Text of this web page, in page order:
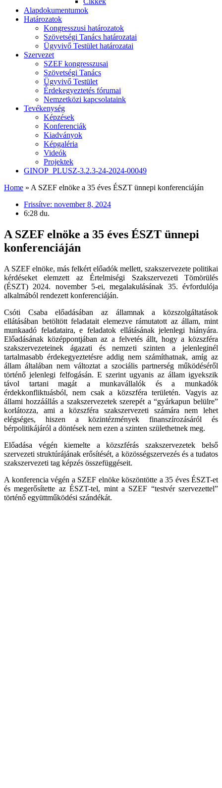
Alapdokumentumok
Határozatok
Kongresszusi határozatok
Szövetségi Tanács határozatai
Ügyvivő Testület határozatai
Szervezet
SZEF kongresszusai
Szövetségi Tanács
Ügyvivő Testület
Érdekegyeztetés fórumai
Nemzetközi kapcsolataink
Tevékenység
Képzések
Konferenciák
Kiadványok
Képgaléria
Videók
Projektek
GINOP_PLUSZ-3.2.3-24-2024-00049
Home » A SZEF elnöke a 35 éves ÉSZT ünnepi konferenciáján
Frissítve: november 8, 2024
6:28 du.
A SZEF elnöke a 35 éves ÉSZT ünnepi
konferenciáján
A SZEF elnöke, más felkért előadók mellett, szakszervezete politikai
kérdéseket elemzett az Értelmiségi Szakszervezeti Tömörülés
(ÉSZT) 2024. november 5-ei, megalakulásának 35. évfordulója
alkalmából rendezett konferenciáján.
Csóti Csaba előadásában az államnak a közszolgáltatások
ellátásában betöltött feladatait elemezve rámutatott az állam, mint
munkaadó feladataira, e feladatok ellátásának jelenlegi hiányára.
Előadásának középpontjában az a felvetés állt, hogy a közszféra
szakszervezeteinek ágazati és nemzeti szinten a jelenleginél
tartalmasabb érdekegyeztetésre addig nem számíthatnak, amíg az
állam általában nem változtat a szociális partnerség működéséről
történő jelenlegi felfogásán. E szerint ugyanis az állam igyekszik
távol tartani magát a munkavállalók és a munkadók
érdekkonfliktuásból, nem csak a közszféra területén. Vagyis az
állami hozzáállás a szakszervezetek szerepét a “gyárkapun belülre”
korlátozza, ami a közszféra szakszervezeti számára nem lehet
elégséges, hiszen a közintézmények finanszírozásáról és
bérpolitikájáról a döntések nem ezen a szinten születhetnek meg.
Előadása végén kiemelte a közszférás szakszervezetek belső
szervezeti struktúrájának erősítését, a közösségszervezés és a tudatos
szakszervezeti tag képzés összefüggéseit.
A konferencia végén a SZEF elnöke köszöntötte a 35 éves ÉSZT-et
és megerősítette az ÉSZT-tel, mint a SZEF “testvér szervezettel”
történő együttműködési szándékát.